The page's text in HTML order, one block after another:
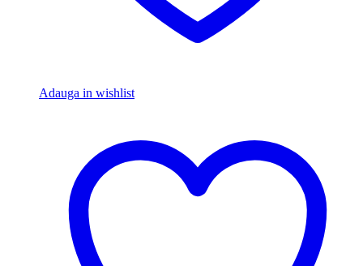
Adauga in wishlist